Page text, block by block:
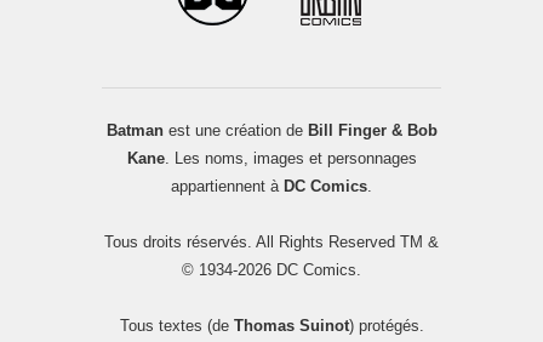
Batmanest une création de Bill Finger & Bob
Kane. Les noms, images et personnages
appartiennent à DC Comics.
Tous droits réservés. All Rights Reserved TM &
© 1934-2026 DC Comics.
Tous textes (de Thomas Suinot) protégés.